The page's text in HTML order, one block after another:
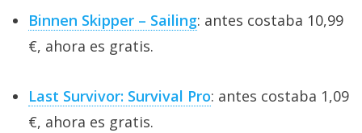
Binnen Skipper – Sailing: antes costaba 10,99
€, ahora es gratis.
Last Survivor: Survival Pro: antes costaba 1,09
€, ahora es gratis.